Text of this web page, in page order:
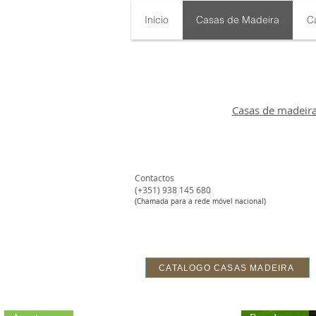
Início Casas de Madeira
Casas de madeira
Contactos
(+351) 938 145 680​
(Chamada para a rede móvel nacional)
CATALOGO CASAS MADEIRA